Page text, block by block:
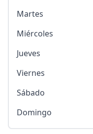
Martes
Miércoles
Jueves
Viernes
Sábado
Domingo